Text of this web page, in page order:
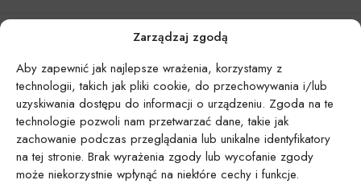
Zarządzaj zgodą
Aby zapewnić jak najlepsze wrażenia, korzystamy z
technologii, takich jak pliki cookie, do przechowywania i/lub
uzyskiwania dostępu do informacji o urządzeniu. Zgoda na te
technologie pozwoli nam przetwarzać dane, takie jak
zachowanie podczas przeglądania lub unikalne identyfikatory
na tej stronie. Brak wyrażenia zgody lub wycofanie zgody
może niekorzystnie wpłynąć na niektóre cechy i funkcje.